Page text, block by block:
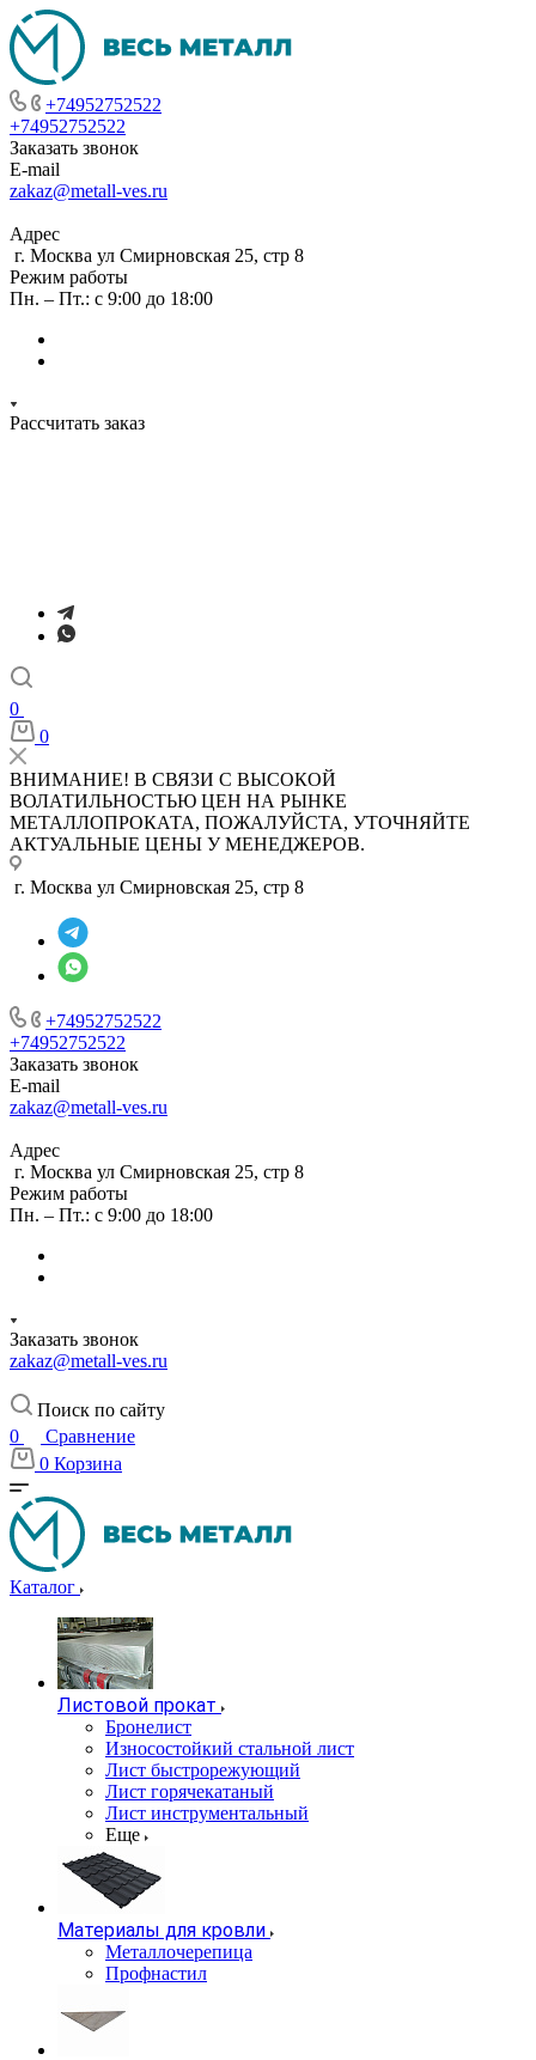
+74952752522
+74952752522
Заказать звонок
E-mail
zakaz@metall-ves.ru
Адрес
г. Москва ул Смирновская 25, стр 8
Режим работы
Пн. – Пт.: с 9:00 до 18:00
Рассчитать заказ
0
0
ВНИМАНИЕ! В СВЯЗИ С ВЫСОКОЙ
ВОЛАТИЛЬНОСТЬЮ ЦЕН НА РЫНКЕ
МЕТАЛЛОПРОКАТА, ПОЖАЛУЙСТА, УТОЧНЯЙТЕ
АКТУАЛЬНЫЕ ЦЕНЫ У МЕНЕДЖЕРОВ.
г. Москва ул Смирновская 25, стр 8
+74952752522
+74952752522
Заказать звонок
E-mail
zakaz@metall-ves.ru
Адрес
г. Москва ул Смирновская 25, стр 8
Режим работы
Пн. – Пт.: с 9:00 до 18:00
Заказать звонок
zakaz@metall-ves.ru
Поиск по сайту
0
Сравнение
0 Корзина
Каталог
Листовой прокат
Бронелист
Износостойкий стальной лист
Лист быстрорежующий
Лист горячекатаный
Лист инструментальный
Еще
Материалы для кровли
Металлочерепица
Профнастил